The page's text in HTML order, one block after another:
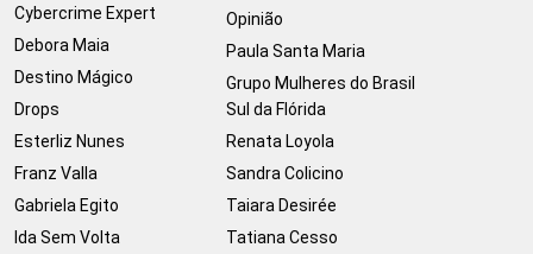
Cybercrime Expert
Debora Maia
Destino Mágico
Drops
Esterliz Nunes
Franz Valla
Gabriela Egito
Ida Sem Volta
Opinião
Paula Santa Maria
Grupo Mulheres do Brasil
Sul da Flórida
Renata Loyola
Sandra Colicino
Taiara Desirée
Tatiana Cesso